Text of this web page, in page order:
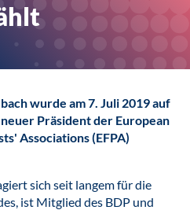
wurde am 7. Juli 2019 auf
Präsident der European
Associations (EFPA)
sich seit langem für die
ist Mitglied des BDP und